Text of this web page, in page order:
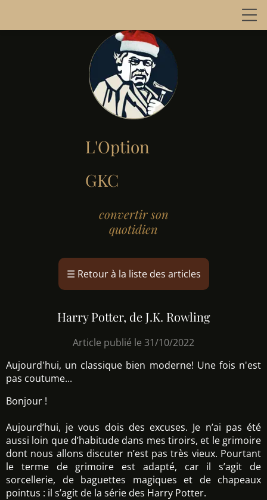
L'Option
GKC
convertir son
quotidien
☰ Retour à la liste des articles
Harry Potter, de J.K. Rowling
Article publié le 31/10/2022
Aujourd'hui, un classique bien moderne! Une fois n'est
pas coutume...
Bonjour !
Aujourd’hui, je vous dois des excuses. Je n’ai pas été
aussi loin que d’habitude dans mes tiroirs, et le grimoire
dont nous allons discuter n’est pas très vieux. Pourtant
le terme de grimoire est adapté, car il s’agit de
sorcellerie, de baguettes magiques et de chapeaux
pointus : il s’agit de la série des Harry Potter.